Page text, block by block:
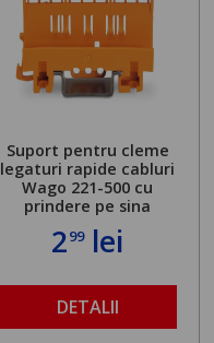
Suport pentru cleme
legaturi rapide cabluri
Wago 221-500 cu
prindere pe sina
299lei
DETALII